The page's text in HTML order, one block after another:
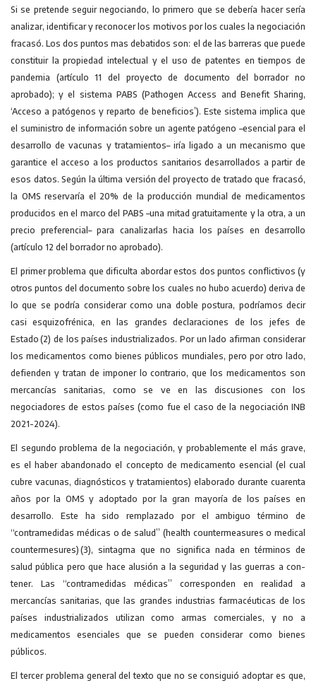
Si se pretende seguir negociando, lo primero que se debería hacer sería
analizar, identificar y reconocer los motivos por los cuales la negociación
fracasó. Los dos puntos mas debatidos son: el de las barreras que puede
constituir la propiedad intelectual y el uso de patentes en tiempos de
pandemia (artículo 11 del proyecto de documento del borrador no
aprobado); y el sistema PABS (Pathogen Access and Benefit Sharing,
‘Acceso a patógenos y reparto de beneficios’). Este sistema implica que
el suministro de información sobre un agente patógeno –esencial para el
desarrollo de vacunas y tratamientos– iría ligado a un mecanismo que
garantice el acceso a los productos sanitarios desarrollados a partir de
esos datos. Según la última versión del proyecto de tratado que fracasó,
la OMS reservaría el 20% de la producción mundial de medicamentos
producidos en el marco del PABS –una mitad gratuitamente y la otra, a un
precio preferencial– para canalizarlas hacia los países en desarrollo
(artículo 12 del borrador no aprobado).
El primer problema que dificulta abordar estos dos puntos conflictivos (y
otros puntos del documento sobre los cuales no hubo acuerdo) deriva de
lo que se podría considerar como una doble postura, podríamos decir
casi esquizofrénica, en las grandes declaraciones de los jefes de
Estado (2) de los países industrializados. Por un lado afirman considerar
los medicamentos como bienes públicos mundiales, pero por otro lado,
defienden y tratan de imponer lo contrario, que los medicamentos son
mercancías sanitarias, como se ve en las discusiones con los
negociadores de estos países (como fue el caso de la negociación INB
2021-2024).
El segundo problema de la negociación, y probablemente el más grave,
es el haber abandonado el concepto de medicamento esencial (el cual
cubre vacunas, diagnósticos y tratamientos) elaborado durante cuarenta
años por la OMS y adoptado por la gran mayoría de los países en
desarrollo. Este ha sido remplazado por el ambiguo término de
“contramedidas médicas o de salud” (health counter­measures o medical
countermesures) (3), sintagma que no significa nada en términos de
salud pública pero que hace alusión a la seguridad y las guerras a con­
tener. Las “contramedidas médicas” corresponden en realidad a
mercancías sanitarias, que las grandes industrias farmacéuticas de los
países industriali­zados utilizan como armas comerciales, y no a
medicamentos esenciales que se pueden considerar como bienes
públicos.
El tercer problema general del texto que no se consiguió adoptar es que,